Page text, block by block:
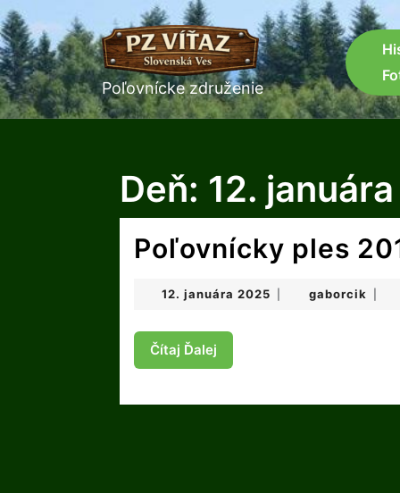
Skip
to
content
Poľovnícke združenie
Deň: 12.
Poľovnícky ples
12. januára 2025 12.
gaborcik
Čítaj Ďalej
Ďalej